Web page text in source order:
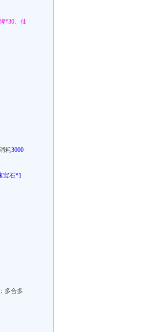
*30、仙
耗3000
宝石*1
；多合多